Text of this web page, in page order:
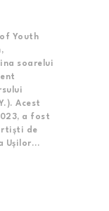
Youth
soarelui
Acest
a fost
de
Ușilor…